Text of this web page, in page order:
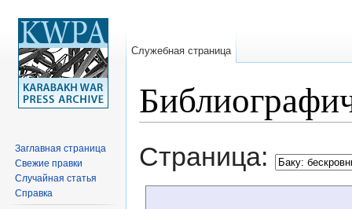
Страница:
Служебная страница
Заглавная страница
Свежие правки
Случайная статья
Справка